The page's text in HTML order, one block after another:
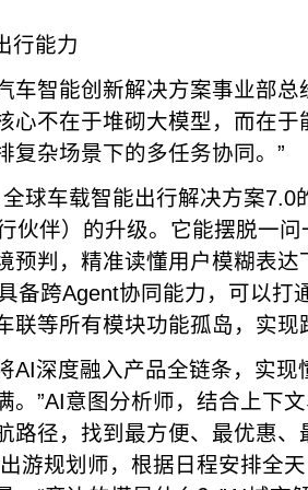
行能力
车智能创新解决方案事业部总
心不在于堆砌大模型，而在
复杂场景下的多任务协同。”
球车载智能出行解决方案7.0
伴）的升级。它能摆脱一问
预判，精准读懂用户模糊表
跨Agent协同能力，可以打
联等所有模块功能孤岛，实现
AI深度融入产品全链条，实现
。”AI意图分析师，结合上下
路径，找到最方便、最优惠、
游规划师，根据日程安排全